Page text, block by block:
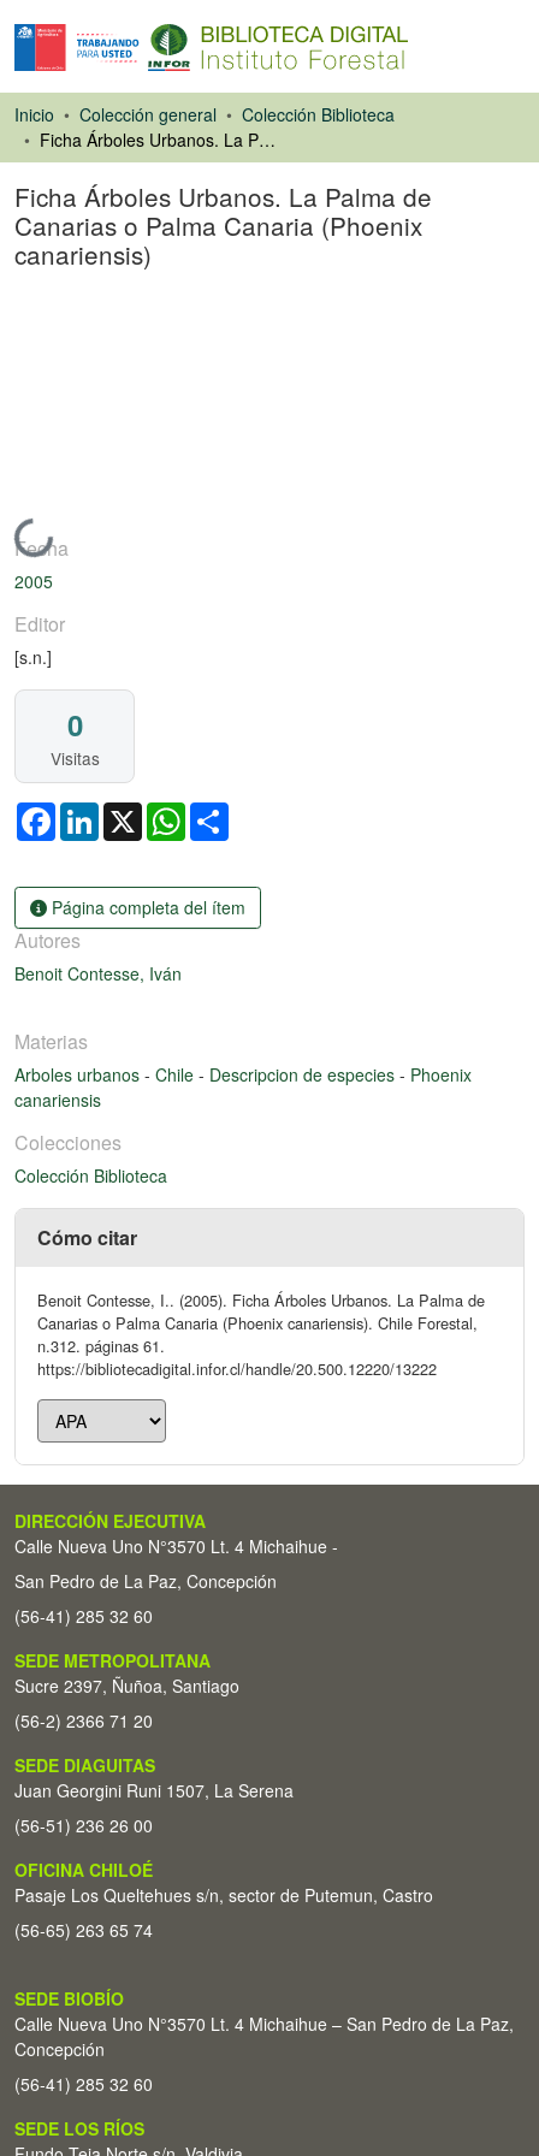
Inicio Colección general
Colección Biblioteca
Ficha Árboles Urbanos. La Palma de Canarias o Palma Canaria (Phoenix canariensis)
Ficha Árboles Urbanos. La Palma de
Canarias o Palma Canaria (Phoenix
canariensis)
Cargando...
Fecha
2005
Editor
[s.n.]
0
Visitas
FacebookLinkedIn
X WhatsApp
Página completa del ítem
Autores
Benoit Contesse, Iván
Materias
Arboles urbanos - Chile - Descripcion de especies - Phoenix
canariensis
Colecciones
Colección Biblioteca
Cómo citar
Benoit Contesse, I.. (2005). Ficha Árboles Urbanos. La Palma de
Canarias o Palma Canaria (Phoenix canariensis). Chile Forestal,
n.312. páginas 61.
https://bibliotecadigital.infor.cl/handle/20.500.12220/13222
DIRECCIÓN EJECUTIVA
Calle Nueva Uno N°3570 Lt. 4 Michaihue -
San Pedro de La Paz, Concepción
(56-41) 285 32 60
SEDE METROPOLITANA
Sucre 2397, Ñuñoa, Santiago
(56-2) 2366 71 20
SEDE DIAGUITAS
Juan Georgini Runi 1507, La Serena
(56-51) 236 26 00
OFICINA CHILOÉ
Pasaje Los Queltehues s/n, sector de Putemun, Castro
(56-65) 263 65 74
SEDE BIOBÍO
Calle Nueva Uno N°3570 Lt. 4 Michaihue – San Pedro de La Paz,
Concepción
(56-41) 285 32 60
SEDE LOS RÍOS